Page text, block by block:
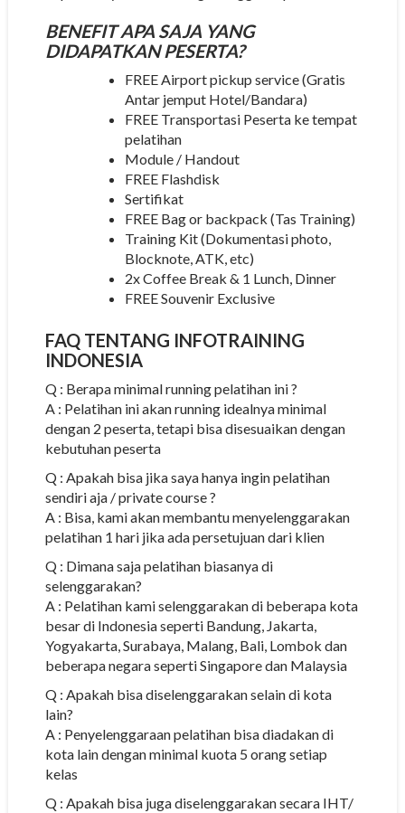
BENEFIT APA SAJA YANG
DIDAPATKAN PESERTA?
FREE Airport pickup service (Gratis
Antar jemput Hotel/Bandara)
FREE Transportasi Peserta ke tempat
pelatihan
Module / Handout
FREE Flashdisk
Sertifikat
FREE Bag or backpack (Tas Training)
Training Kit (Dokumentasi photo,
Blocknote, ATK, etc)
2x Coffee Break & 1 Lunch, Dinner
FREE Souvenir Exclusive
FAQ TENTANG INFOTRAINING
INDONESIA
Q : Berapa minimal running pelatihan ini ?
A : Pelatihan ini akan running idealnya minimal
dengan 2 peserta, tetapi bisa disesuaikan dengan
kebutuhan peserta
Q : Apakah bisa jika saya hanya ingin pelatihan
sendiri aja / private course ?
A : Bisa, kami akan membantu menyelenggarakan
pelatihan 1 hari jika ada persetujuan dari klien
Q : Dimana saja pelatihan biasanya di
selenggarakan?
A : Pelatihan kami selenggarakan di beberapa kota
besar di Indonesia seperti Bandung, Jakarta,
Yogyakarta, Surabaya, Malang, Bali, Lombok dan
beberapa negara seperti Singapore dan Malaysia
Q : Apakah bisa diselenggarakan selain di kota
lain?
A : Penyelenggaraan pelatihan bisa diadakan di
kota lain dengan minimal kuota 5 orang setiap
kelas
Q : Apakah bisa juga diselenggarakan secara IHT/